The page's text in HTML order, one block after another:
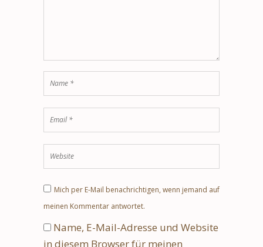
Mich per E-Mail benachrichtigen, wenn jemand auf
meinen Kommentar antwortet.
Name, E-Mail-Adresse und Website
in diesem Browser für meinen